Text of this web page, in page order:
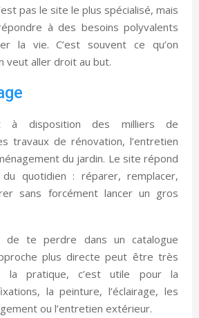
pas le site le plus spécialisé, mais
à des besoins polyvalents
la vie. C’est souvent ce qu’on
veut aller droit au but.
à disposition des milliers de
travaux de rénovation, l’entretien
du jardin. Le site répond
quotidien : réparer, remplacer,
sans forcément lancer un gros
te perdre dans un catalogue
plus directe peut être très
la pratique, c’est utile pour la
la peinture, l’éclairage, les
ou l’entretien extérieur.